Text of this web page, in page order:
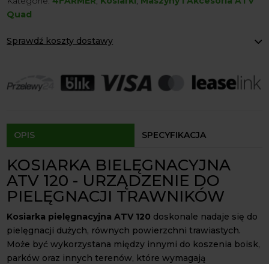
120
4Farmer
Quad
Sprawdź koszty dostawy
Agrol transport: 200 zł
Agrol transport gabaryty: ustalane indywidualnie
Dostępność form dostawy i ceny uzależniona od produktu.
OPIS SPECYFIKACJA
KOSIARKA BIELĘGNACYJNA
ATV 120 - URZĄDZENIE DO
PIELĘGNACJI TRAWNIKÓW
Kosiarka pielęgnacyjna ATV 120 doskonale nadaje się do
pielęgnacji dużych, równych powierzchni trawiastych.
Może być wykorzystana między innymi do koszenia boisk,
parków oraz innych terenów, które wymagają